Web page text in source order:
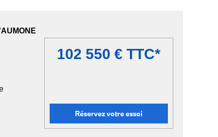
102 550 € TTC*
Réservez votre essai